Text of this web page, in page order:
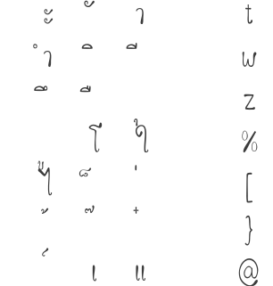
ะ
า
ำ
โ
ใ
ไ
เ
แ
t
w
z
%
[
}
@